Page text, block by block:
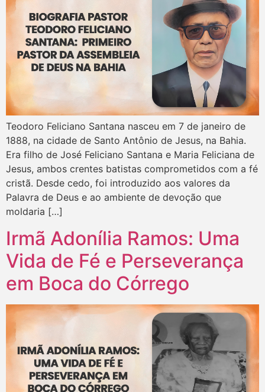
Teodoro Feliciano Santana nasceu em 7 de janeiro de
1888, na cidade de Santo Antônio de Jesus, na Bahia.
Era filho de José Feliciano Santana e Maria Feliciana de
Jesus, ambos crentes batistas comprometidos com a fé
cristã. Desde cedo, foi introduzido aos valores da
Palavra de Deus e ao ambiente de devoção que
moldaria […]
Irmã Adonília Ramos: Uma
Vida de Fé e Perseverança
em Boca do Córrego